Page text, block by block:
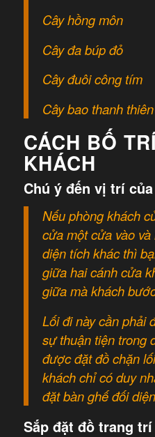
Cây hồng môn
Cây đa búp đỏ
Cây đuôi công tím
Cây bao thanh thiên
CÁCH BỐ
KHÁCH
Chú ý đến vị trí
Nếu phòng khách
cửa một cửa vào
diện tích khác thì
giữa hai cánh cửa
giữa mà khách
Lối đi này cần phải
sự thuận tiện trong
được đặt đồ chặn
khách chỉ có duy
đặt bàn ghế đối
Sắp đặt đồ trang